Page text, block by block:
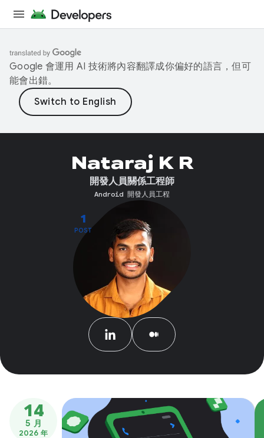
Google 會運用 AI 技術將內容翻譯成你偏好的語言，但可
能會出錯。
1
POST
Nataraj K R
開發人員關係工程師
Android 開發人員工程
14
5 月
2026 年